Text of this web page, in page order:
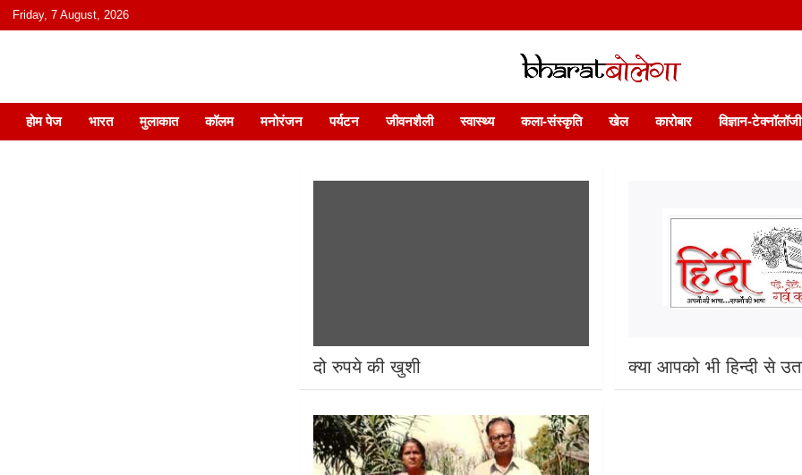
content
Friday, 7 August, 2026
भारत बोलेगा
हिंदी में समाचार, विचार, ऑडियो, वीडियो और फ़ीचर. भारत बोलेगा हिंदी न्यूज़ वेबसाइट India: News, Views, Info, Trends &
होम पेज भारत मुलाकात कॉलम मनोरंजन पर्यटन जीवनशैली स्वास्थ्य कला-संस्कृति खेल कारोबार विज्ञान-टेक्नॉलॉजी
दो रुपये की खुशी क्या आपको भी हिन्दी से